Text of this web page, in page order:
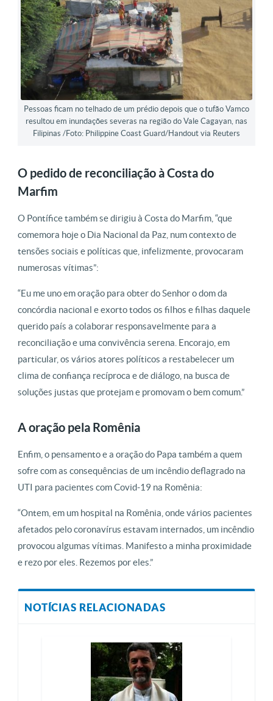
Pessoas ficam no telhado de um prédio depois que o tufão Vamco
resultou em inundações severas na região do Vale Cagayan, nas
Filipinas /Foto: Philippine Coast Guard/Handout via Reuters
O pedido de reconciliação à Costa do
Marfim
O Pontífice também se dirigiu à Costa do Marfim, “que
comemora hoje o Dia Nacional da Paz, num contexto de
tensões sociais e políticas que, infelizmente, provocaram
numerosas vítimas”:
“Eu me uno em oração para obter do Senhor o dom da
concórdia nacional e exorto todos os filhos e filhas daquele
querido país a colaborar responsavelmente para a
reconciliação e uma convivência serena. Encorajo, em
particular, os vários atores políticos a restabelecer um
clima de confiança recíproca e de diálogo, na busca de
soluções justas que protejam e promovam o bem comum.”
A oração pela Romênia
Enfim, o pensamento e a oração do Papa também a quem
sofre com as consequências de um incêndio deflagrado na
UTI para pacientes com Covid-19 na Romênia:
“Ontem, em um hospital na Romênia, onde vários pacientes
afetados pelo coronavírus estavam internados, um incêndio
provocou algumas vítimas. Manifesto a minha proximidade
e rezo por eles. Rezemos por eles.”
NOTÍCIAS RELACIONADAS